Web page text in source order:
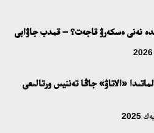
نەنى ەسكەرۋ قاجەت؟ – قمدب جاۋابى
«الاتاۋ» جاڭا تەننيس ورتالىعى